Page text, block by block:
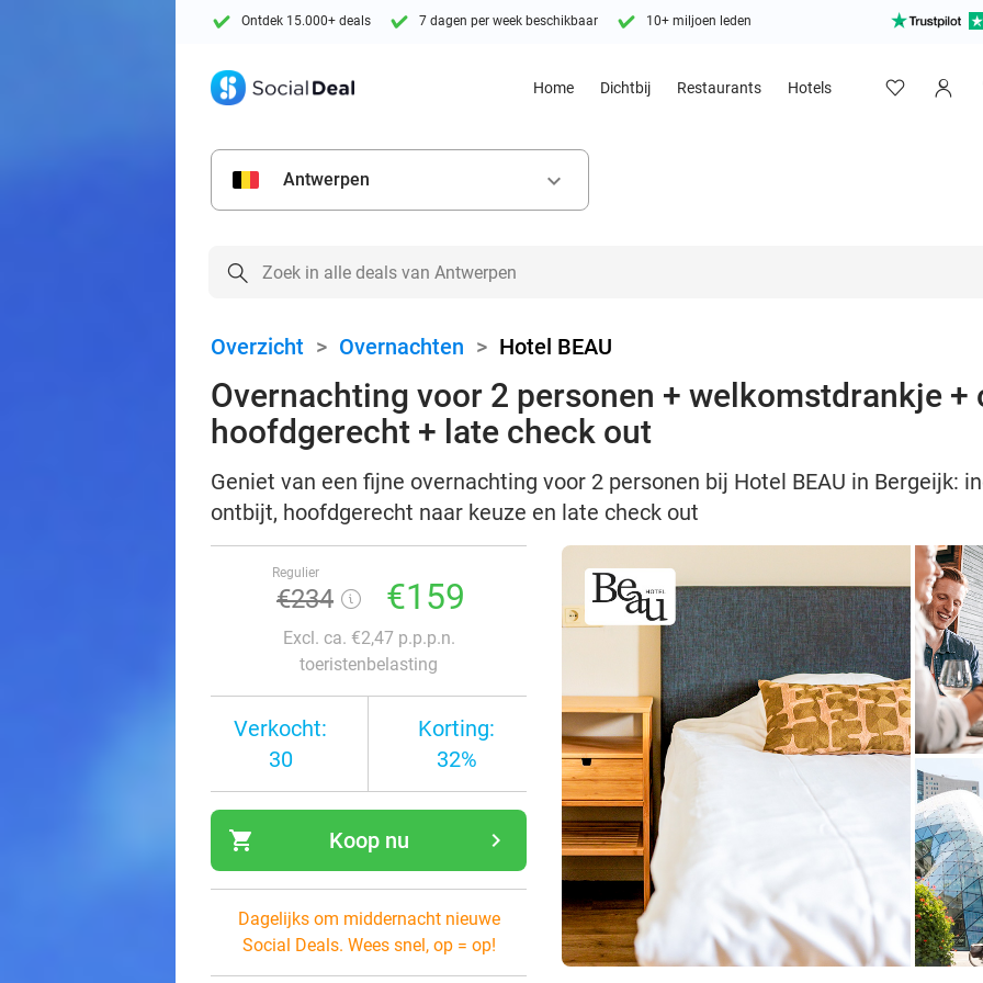
Ontdek 15.000+ deals 7 dagen per week beschikbaar 10+ miljoen leden
Home Dichtbij Restaurants Hotels
Antwerpen keyboard_arrow_down
Overzicht > Overnachten > Hotel BEAU
Overnachting voor 2 personen + welkomstdrankje +
hoofdgerecht + late check out
Geniet van een fijne overnachting voor 2 personen bij Hotel BEAU in Bergeijk:
ontbijt, hoofdgerecht naar keuze en late check out
Regulier
€234 €159
Excl. ca. €2,47 p.p.p.n.
toeristenbelasting
Verkocht:
30
Korting:
32%
shopping_cart navigate_next
Koop nu
Dagelijks om middernacht nieuwe
Social Deals. Wees snel, op = op!